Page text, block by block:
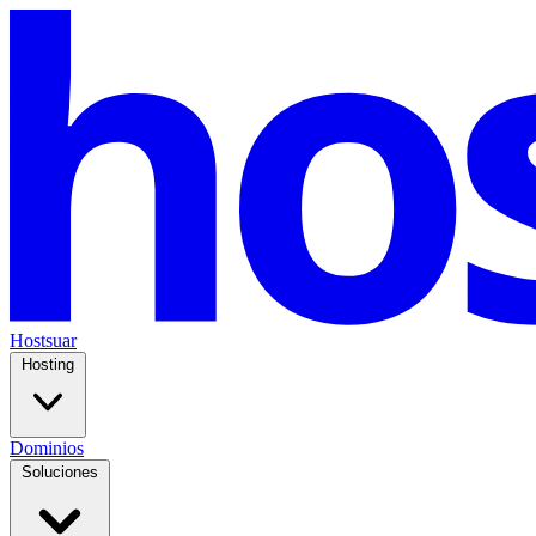
Hostsuar
Hosting
Dominios
Soluciones